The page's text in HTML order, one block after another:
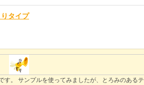
タイプ
。 サンプルを使ってみましたが、とろみのあるテ